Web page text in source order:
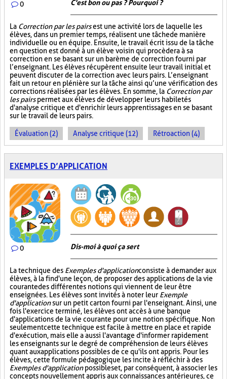
0 C'est bon ou pas ? Pourquoi ?
La Correction par les pairsest une activité lors de laquelle les
élèves, dans un premier temps, réalisent une tâche de manière
individuelle ou en équipe. Ensuite, le travail écrit issu de la tâche
en question est donné à un élève voisin qui procèdera à sa
correction en se basant sur un barème de correction fourni par
l’enseignant. Les élèves récupèrent ensuite leur travail initial et
peuvent discuter de la correction avec leurs pairs. L’enseignant
fait un retour en plénière sur la tâche ainsi qu’une vérification des
corrections réalisées par les élèves. En somme, la Correction par
les pairspermet aux élèves de développer leurs habiletés
d'analyse critique et d'enrichir leurs apprentissages en se basant
sur le travail de leurs pairs.
Évaluation (2) Analyse critique (12) Rétroaction (4)
EXEMPLES D’APPLICATION
0 Dis-moi à quoi ça sert
La technique des Exemples d'applicationconsiste à demander aux
élèves, à la fin d'une leçon, de proposer des applications de la vie
courante des différentes notions qui viennent de leur être
enseignées. Les élèves sont invités à noter leur Exemple
d'applicationsur un petit carton fourni par l'enseignant. Ainsi, une
fois l'exercice terminé, les élèves ont accès à une banque
d'applications de la vie courante pour une notion spécifique. Non
seulement cette technique est facile à mettre en place et rapide
d'exécution, mais elle a aussi l'avantage d'informer rapidement
les enseignants sur le degré de compréhension de leurs élèves
quant aux applications possibles de ce qu'ils ont appris. Pour les
élèves, cette formule pédagogique les incite à réfléchir à des
Exemples d'applicationpossibles et, par conséquent, à associer les
concepts nouvellement appris aux connaissances antérieures, ce